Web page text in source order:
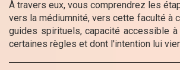
À travers eux, vous comprendrez les
vers la médiumnité, vers cette faculté à
guides spirituels, capacité accessible
certaines règles et dont l'intention lui